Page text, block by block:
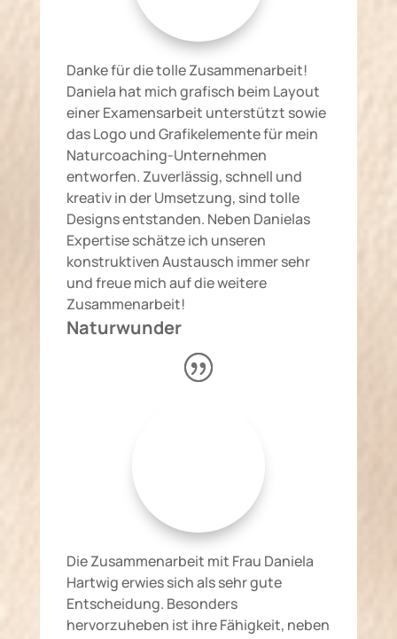
Danke für die tolle Zusammenarbeit!
Daniela hat mich grafisch beim Layout
einer Examensarbeit unterstützt sowie
das Logo und Grafikelemente für mein
Naturcoaching-Unternehmen
entworfen. Zuverlässig, schnell und
kreativ in der Umsetzung, sind tolle
Designs entstanden. Neben Danielas
Expertise schätze ich unseren
konstruktiven Austausch immer sehr
und freue mich auf die weitere
Zusammenarbeit!
Naturwunder
Die Zusammenarbeit mit Frau Daniela
Hartwig erwies sich als sehr gute
Entscheidung. Besonders
hervorzuheben ist ihre Fähigkeit, neben